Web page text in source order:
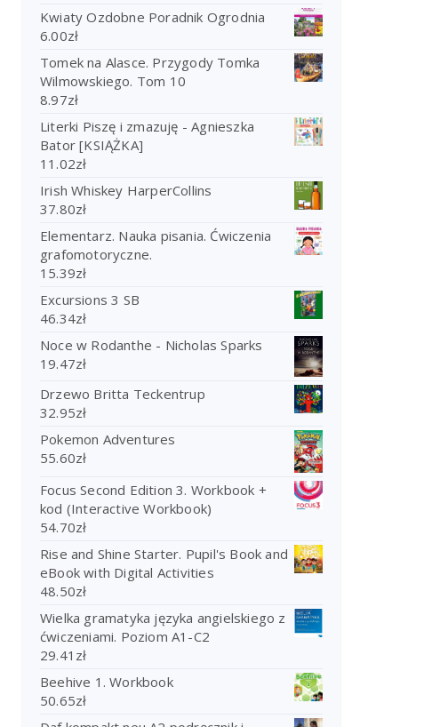
Kwiaty Ozdobne Poradnik Ogrodnia
6.00zł
Tomek na Alasce. Przygody Tomka
Wilmowskiego. Tom 10
8.97zł
Literki Piszę i zmazuję - Agnieszka
Bator [KSIĄŻKA]
11.02zł
Irish Whiskey HarperCollins
37.80zł
Elementarz. Nauka pisania. Ćwiczenia
grafomotoryczne.
15.39zł
Excursions 3 SB
46.34zł
Noce w Rodanthe - Nicholas Sparks
19.47zł
Drzewo Britta Teckentrup
32.95zł
Pokemon Adventures
55.60zł
Focus Second Edition 3. Workbook +
kod (Interactive Workbook)
54.70zł
Rise and Shine Starter. Pupil's Book and
eBook with Digital Activities
48.50zł
Wielka gramatyka języka angielskiego z
ćwiczeniami. Poziom A1-C2
29.41 zł
Beehive 1. Workbook
50.65zł